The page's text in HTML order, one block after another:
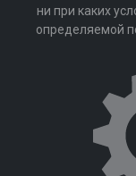
ни при каких
определяемой